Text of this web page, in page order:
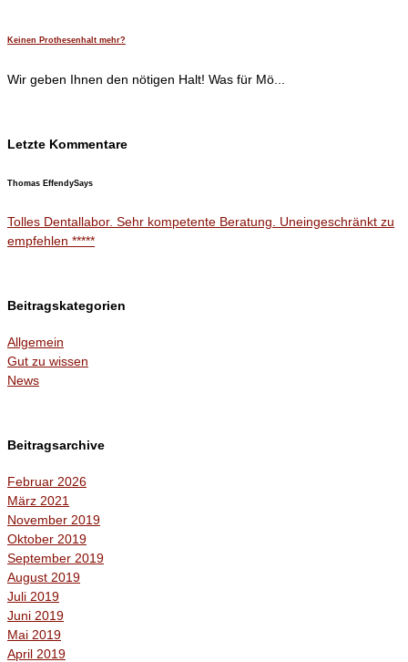
Keinen Prothesenhalt mehr?
Wir geben Ihnen den nötigen Halt! Was für Mö...
Letzte Kommentare
Thomas EffendySays
Tolles Dentallabor. Sehr kompetente Beratung. Uneingeschränkt zu
empfehlen *****
Beitragskategorien
Allgemein
Gut zu wissen
News
Beitragsarchive
Februar 2026
März 2021
November 2019
Oktober 2019
September 2019
August 2019
Juli 2019
Juni 2019
Mai 2019
April 2019